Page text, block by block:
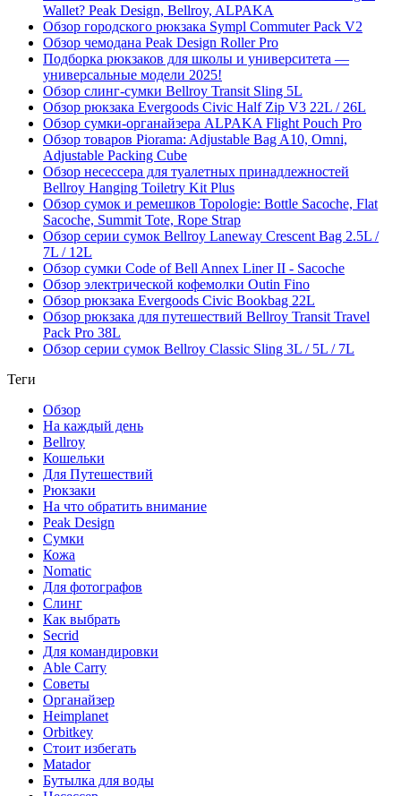
Wallet? Peak Design, Bellroy, ALPAKA
Обзор городского рюкзака Sympl Commuter Pack V2
Обзор чемодана Peak Design Roller Pro
Подборка рюкзаков для школы и университета —
универсальные модели 2025!
Обзор слинг-сумки Bellroy Transit Sling 5L
Обзор рюкзака Evergoods Civic Half Zip V3 22L / 26L
Обзор сумки-органайзера ALPAKA Flight Pouch Pro
Обзор товаров Piorama: Adjustable Bag A10, Omni,
Adjustable Packing Cube
Обзор несессера для туалетных принадлежностей
Bellroy Hanging Toiletry Kit Plus
Обзор сумок и ремешков Topologie: Bottle Sacoche, Flat
Sacoche, Summit Tote, Rope Strap
Обзор серии сумок Bellroy Laneway Crescent Bag 2.5L /
7L / 12L
Обзор сумки Code of Bell Annex Liner II - Sacoche
Обзор электрической кофемолки Outin Fino
Обзор рюкзака Evergoods Civic Bookbag 22L
Обзор рюкзака для путешествий Bellroy Transit Travel
Pack Pro 38L
Обзор серии сумок Bellroy Classic Sling 3L / 5L / 7L
Теги
Обзор
На каждый день
Bellroy
Кошельки
Для Путешествий
Рюкзаки
На что обратить внимание
Peak Design
Сумки
Кожа
Nomatic
Для фотографов
Слинг
Как выбрать
Secrid
Для командировки
Able Carry
Советы
Органайзер
Heimplanet
Orbitkey
Стоит избегать
Matador
Бутылка для воды